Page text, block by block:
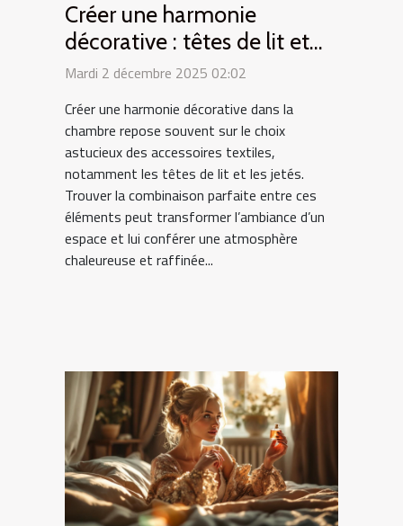
Créer une harmonie
décorative : têtes de lit et
jetés coordonnés
Mardi 2 décembre 2025 02:02
Créer une harmonie décorative dans la
chambre repose souvent sur le choix
astucieux des accessoires textiles,
notamment les têtes de lit et les jetés.
Trouver la combinaison parfaite entre ces
éléments peut transformer l’ambiance d’un
espace et lui conférer une atmosphère
chaleureuse et raffinée...